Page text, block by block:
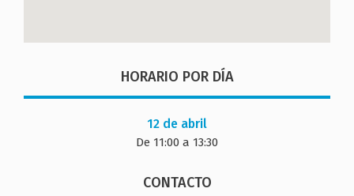
HORARIO POR DÍA
12 de abril
De 11:00 a 13:30
CONTACTO